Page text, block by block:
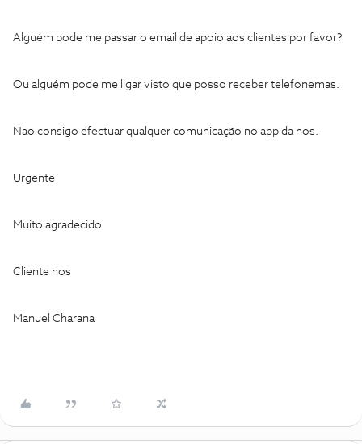
Alguém pode me passar o email de apoio aos clientes por favor?
Ou alguém pode me ligar visto que posso receber telefonemas.
Nao consigo efectuar qualquer comunicação no app da nos.
Urgente
Muito agradecido
Cliente nos
Manuel Charana